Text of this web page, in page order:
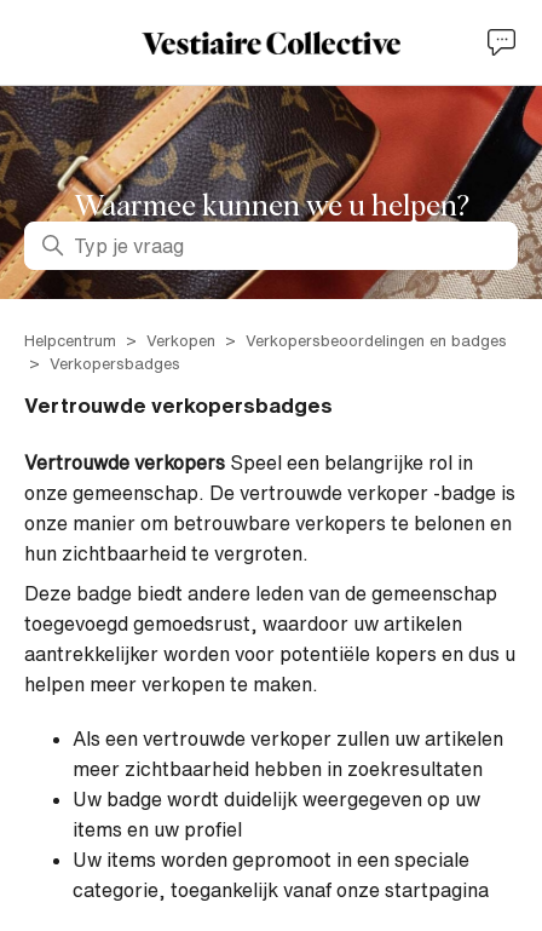
Waarmee kunnen we u helpen?
Zoeken
Helpcentrum Verkopen
Verkopersbeoordelingen en badges
Verkopersbadges
Vertrouwde verkopersbadges
Vertrouwde verkopers Speel een belangrijke rol in
onze gemeenschap. De vertrouwde verkoper -badge is
onze manier om betrouwbare verkopers te belonen en
hun zichtbaarheid te vergroten.
Deze badge biedt andere leden van de gemeenschap
toegevoegd gemoedsrust, waardoor uw artikelen
aantrekkelijker worden voor potentiële kopers en dus u
helpen meer verkopen te maken.
Als een vertrouwde verkoper zullen uw artikelen
meer zichtbaarheid hebben in zoekresultaten
Uw badge wordt duidelijk weergegeven op uw
items en uw profiel
Uw items worden gepromoot in een speciale
categorie, toegankelijk vanaf onze startpagina